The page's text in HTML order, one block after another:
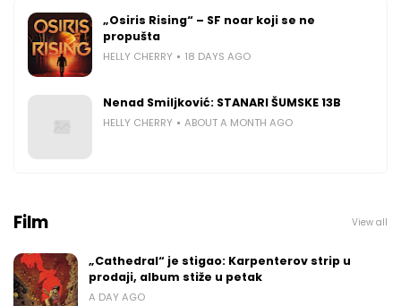
„Osiris Rising“ – SF noar koji se ne
propušta
HELLY CHERRY 18 DAYS AGO
Nenad Smiljković: STANARI ŠUMSKE 13B
HELLY CHERRY ABOUT A MONTH AGO
Film View all
„Cathedral“ je stigao: Karpenterov strip u
prodaji, album stiže u petak
A DAY AGO